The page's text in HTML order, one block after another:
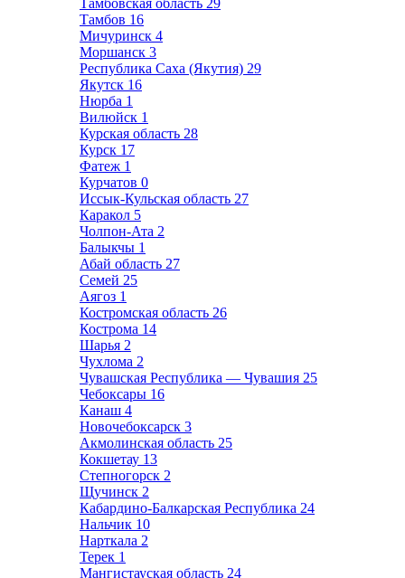
Тамбовская область 29
Тамбов 16
Мичуринск 4
Моршанск 3
Республика Саха (Якутия) 29
Якутск 16
Нюрба 1
Вилюйск 1
Курская область 28
Курск 17
Фатеж 1
Курчатов 0
Иссык-Кульская область 27
Каракол 5
Чолпон-Ата 2
Балыкчы 1
Абай область 27
Семей 25
Аягоз 1
Костромская область 26
Кострома 14
Шарья 2
Чухлома 2
Чувашская Республика — Чувашия 25
Чебоксары 16
Канаш 4
Новочебоксарск 3
Акмолинская область 25
Кокшетау 13
Степногорск 2
Щучинск 2
Кабардино-Балкарская Республика 24
Нальчик 10
Нарткала 2
Терек 1
Мангистауская область 24